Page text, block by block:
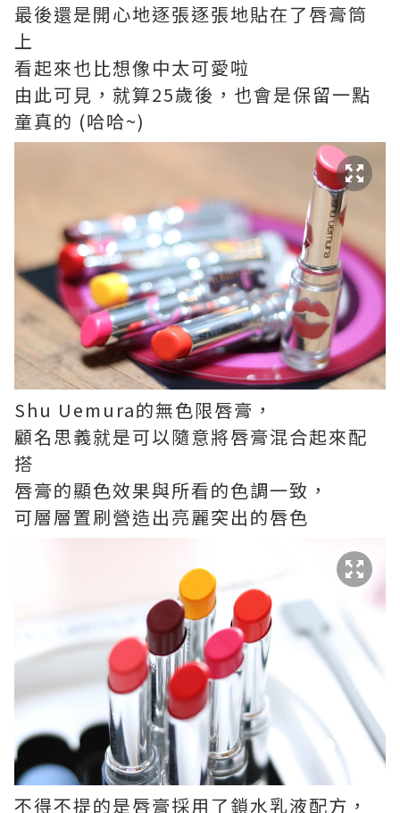
最後還是開心地逐張逐張地貼在了唇膏筒
上
看起來也比想像中太可愛啦
由此可見，就算25歲後，也會是保留一點
童真的 (哈哈~)
Shu Uemura的無色限唇膏，
顧名思義就是可以隨意將唇膏混合起來配
搭
唇膏的顯色效果與所看的色調一致，
可層層置刷營造出亮麗突出的唇色
不得不提的是唇膏採用了鎖水乳液配方，